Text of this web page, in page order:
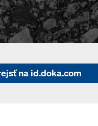
na id.doka.com